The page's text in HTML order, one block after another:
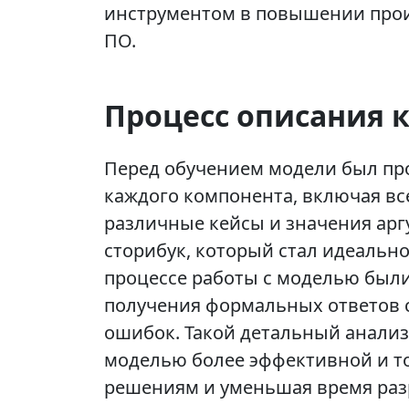
инструментом в повышении
ПО.
Процесс описания
Перед обучением модели был
каждого компонента, включая
различные кейсы и значения
сторибук, который стал
процессе работы с моделью
получения формальных
ошибок. Такой детальный
моделью более эффективной и
решениям и уменьшая время